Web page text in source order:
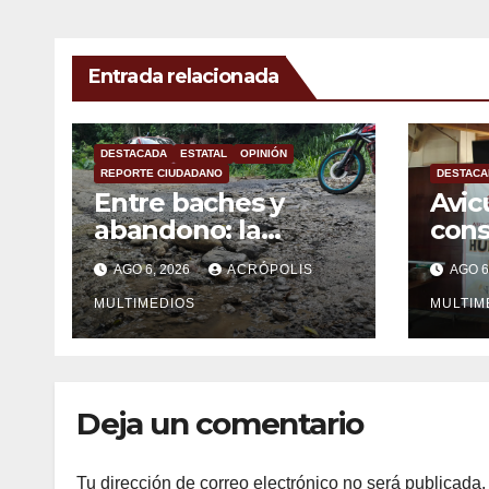
Entrada relacionada
DESTACADA ESTATAL
OPINIÓN
REPORTE CIUDADANO
Entre baches y
abandono: la
carretera Colipa-
Yecuatla se
convierte en un
riesgo diario
AGO 6, 2026 ACRÓPOLIS
MULTIMEDIOS
AGO
Deja un comentario
Tu dirección de correo electrónico no será publicada.